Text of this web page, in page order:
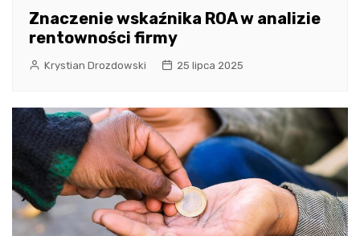
Znaczenie wskaźnika ROA w analizie
rentowności firmy
Krystian Drozdowski 25 lipca 2025